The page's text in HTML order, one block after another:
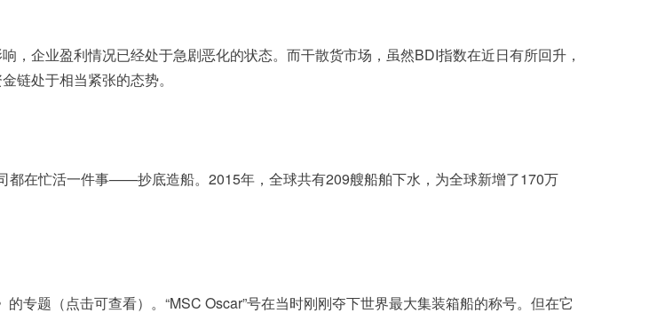
企业盈利情况已经处于急剧恶化的状态。而干散货市场，虽然BDI指数在近日有所回升，
链处于相当紧张的态势。
都在忙活一件事——抄底造船。 2015年，全球共有209艘船舶下水，为全球新增了170万
的专题（点击可查看）。“MSC Oscar”号在当时刚刚夺下世界最大集装箱船的称号。但在它